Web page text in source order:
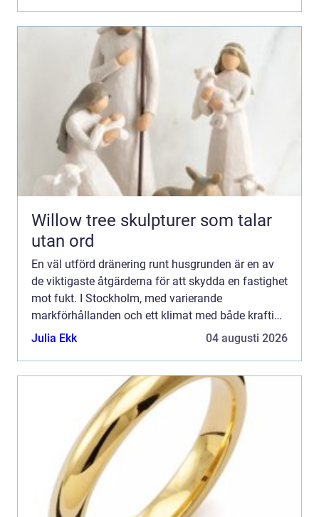
Willow tree skulpturer som talar
utan ord
En väl utförd dränering runt husgrunden är en av
de viktigaste åtgärderna för att skydda en fastighet
mot fukt. I Stockholm, med varierande
markförhållanden och ett klimat med både kraftiga
regn och tjäle, ställs extra höga krav på planering
Julia Ekk 04 augusti 2026